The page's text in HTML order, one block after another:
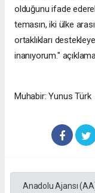
olduğunu ifade
temasın, iki ülke
ortaklıkları
inanıyorum."
Muhabir: Yunus Türk
Anadolu Ajansı